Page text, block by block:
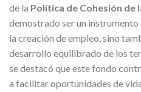
de la Política de Cohesión de
demostrado ser un
la creación de empleo, sino
desarrollo equilibrado de los
se destacó que este fondo
a facilitar oportunidades de